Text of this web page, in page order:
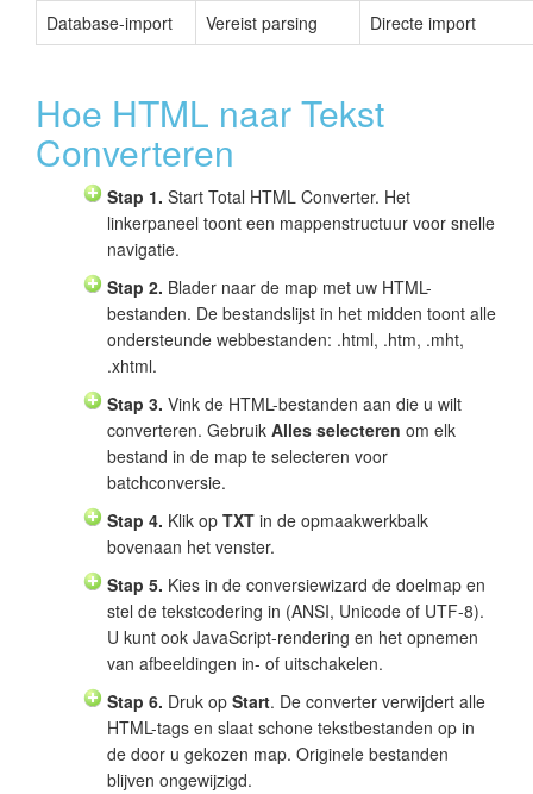
Database-import
Vereist parsing Directe import
Hoe HTML naar Tekst
Converteren
Stap 1. Start Total HTML Converter. Het
linkerpaneel toont een mappenstructuur voor snelle
navigatie.
Stap 2. Blader naar de map met uw HTML-
bestanden. De bestandslijst in het midden toont alle
ondersteunde webbestanden: .html, .htm, .mht,
.xhtml.
Stap 3. Vink de HTML-bestanden aan die u wilt
converteren. Gebruik Alles selecteren om elk
bestand in de map te selecteren voor
batchconversie.
Stap 4. Klik op TXT in de opmaakwerkbalk
bovenaan het venster.
Stap 5. Kies in de conversiewizard de doelmap en
stel de tekstcodering in (ANSI, Unicode of UTF-8).
U kunt ook JavaScript-rendering en het opnemen
van afbeeldingen in- of uitschakelen.
Stap 6. Druk op Start. De converter verwijdert alle
HTML-tags en slaat schone tekstbestanden op in
de door u gekozen map. Originele bestanden
blijven ongewijzigd.